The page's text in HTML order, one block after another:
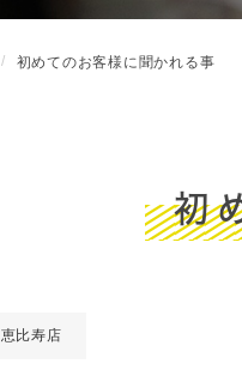
初めてのお客様に聞かれる事
初
恵比寿店